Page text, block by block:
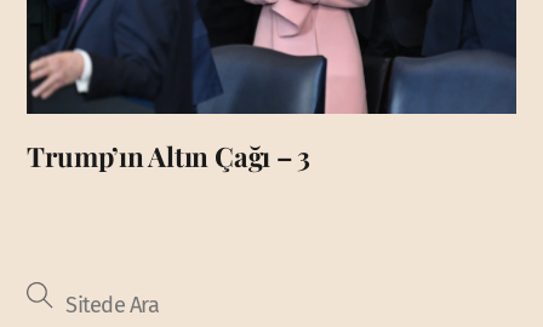
Trump’ın Altın Çağı – 3